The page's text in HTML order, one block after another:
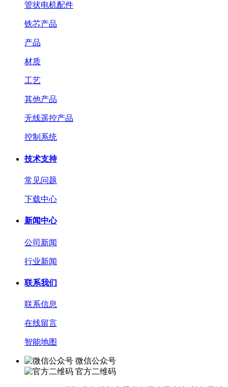
管状电机配件
铁芯产品
产品
材质
工艺
其他产品
无线遥控产品
控制系统
技术支持
常见问题
下载中心
新闻中心
公司新闻
行业新闻
联系我们
联系信息
在线留言
智能地图
微信公众号
官方二维码